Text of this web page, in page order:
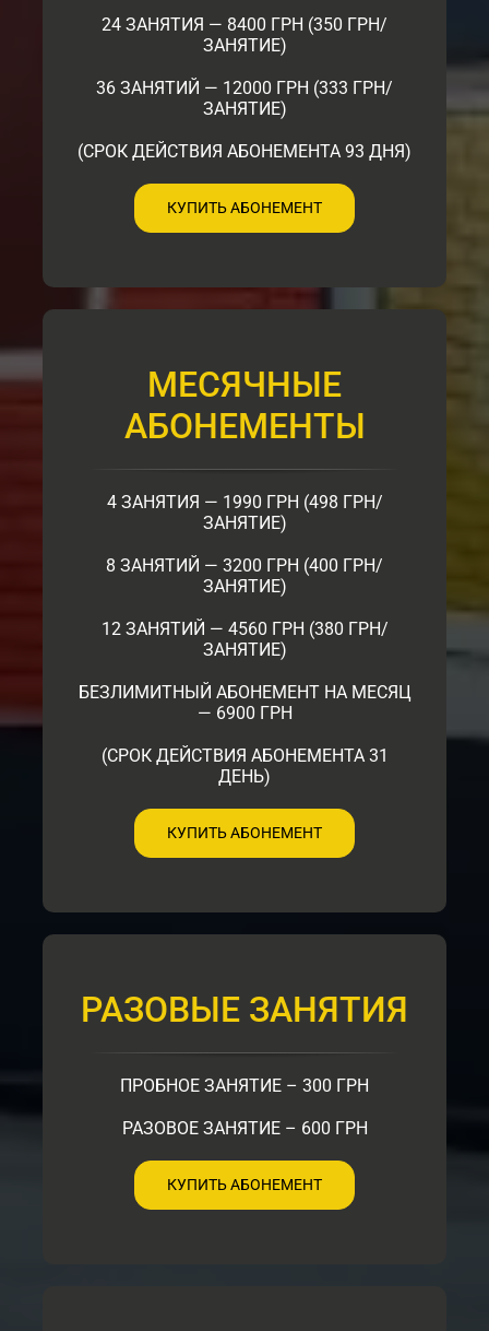
24 ЗАНЯТИЯ — 8400 ГРН (350 ГРН/
ЗАНЯТИЕ)
36 ЗАНЯТИЙ — 12000 ГРН (333 ГРН/
ЗАНЯТИЕ)
(СРОК ДЕЙСТВИЯ АБОНЕМЕНТА 93 ДНЯ)
КУПИТЬ АБОНЕМЕНТ
МЕСЯЧНЫЕ
АБОНЕМЕНТЫ
4 ЗАНЯТИЯ — 1990 ГРН (498 ГРН/
ЗАНЯТИЕ)
8 ЗАНЯТИЙ — 3200 ГРН (400 ГРН/
ЗАНЯТИЕ)
12 ЗАНЯТИЙ — 4560 ГРН (380 ГРН/
ЗАНЯТИЕ)
БЕЗЛИМИТНЫЙ АБОНЕМЕНТ НА МЕСЯЦ
— 6900 ГРН
(СРОК ДЕЙСТВИЯ АБОНЕМЕНТА 31
ДЕНЬ)
КУПИТЬ АБОНЕМЕНТ
РАЗОВЫЕ ЗАНЯТИЯ
ПРОБНОЕ ЗАНЯТИЕ – 300 ГРН
РАЗОВОЕ ЗАНЯТИЕ – 600 ГРН
КУПИТЬ АБОНЕМЕНТ